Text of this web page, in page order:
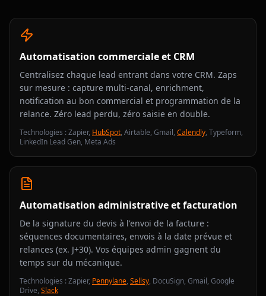
Automatisation commerciale et CRM
Centralisez chaque lead entrant dans votre CRM. Zaps
sur mesure : capture multi-canal, enrichment,
notification au bon commercial et programmation de la
relance. Zéro lead perdu, zéro saisie en double.
Technologies : Zapier, HubSpot, Airtable, Gmail, Calendly, Typeform,
LinkedIn Lead Gen, Meta Ads
Automatisation administrative et facturation
De la signature du devis à l'envoi de la facture :
séquences documentaires, envois à la date prévue et
relances (ex. J+30). Vos équipes admin gagnent du
temps sur du mécanique.
Technologies : Zapier, Pennylane, Sellsy, DocuSign, Gmail, Google
Drive, Slack